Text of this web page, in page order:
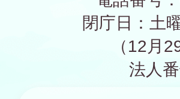
閉庁日：土
（12月
法人